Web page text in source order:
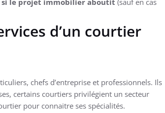
d’un courtier
chefs d’entreprise et professionnels. Ils
certains courtiers privilégient un secteur
pour connaitre ses spécialités.